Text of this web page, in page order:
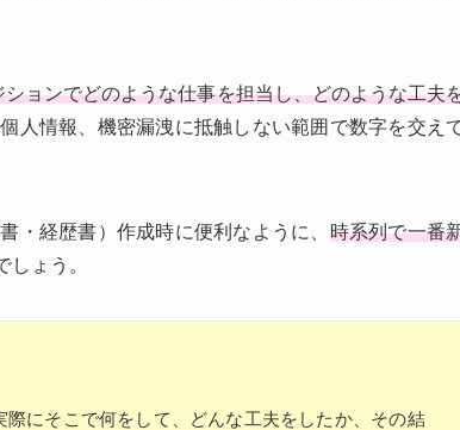
ションでどのような仕事を担当し、どのような工夫
人情報、機密漏洩に抵触しない範囲で数字を交え
・経歴書）作成時に便利なように、 時系列で一番
しょう。
にそこで何をして、どんな工夫をしたか、その結